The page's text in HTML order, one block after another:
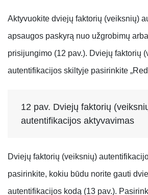
Aktyvuokite dviejų faktorių (veiksnių)
apsaugos paskyrą nuo užgrobimų
prisijungimo (12 pav.). Dviejų faktorių
autentifikacijos skiltyje pasirinkite
12 pav. Dviejų faktorių
autentifikacijos aktyvavimas
Dviejų faktorių (veiksnių)
pasirinkite, kokiu būdu norite gauti
autentifikacijos kodą (13 pav.).